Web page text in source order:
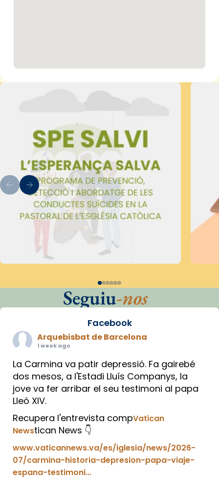
Seguiu-nos
Facebook
Arquebisbat de Barcelona
1 week ago
La Carmina va patir depressió. Fa gairebé
dos mesos, a l'Estadi Lluís Companys, la
jove va fer arribar el seu testimoni al papa
Lleó XIV.
Recupera l'entrevista compVatican
Newstican News 👇
www.vaticannews.va/es/iglesia/news/2026-
07/carmina-historia-depresion-papa-viaje-
espana-testimoni...